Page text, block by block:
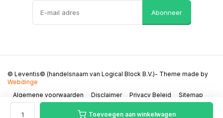
Toevoegen aan winkelwagen
Abonneer
Algemene voorwaarden Disclaimer Privacy Beleid Sitemap
© Leventis© (handelsnaam van Logical Block B.V.)- Theme made by
Webdinge